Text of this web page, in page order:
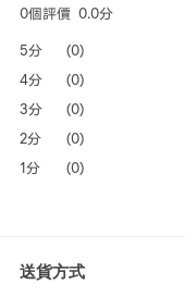
0個評價 0.0分
5分
(0)
4分
(0)
3分
(0)
2分
(0)
1分
(0)
送貨方式